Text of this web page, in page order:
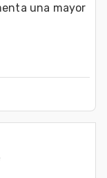
una mayor